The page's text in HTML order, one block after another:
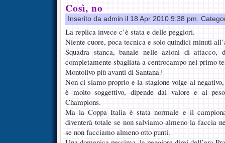
Così, no
Inserito da admin il 18 Apr 2010 9:38 pm.
La replica invece c’è stata e delle peggiori.
Niente cuore, poca tecnica e solo quindici minuti
Squadra stanca, banale nelle azioni di attacco,
completamente sbagliata a centrocampo nel primo
Montolivo più avanti di Santana?
Non ci siamo proprio e la stagione volge al
è molto soggettivo, dipende dal valore e al
Champions.
Ma la Coppa Italia è stata normale e il
diventerà totale se non salviamo almeno la faccia
se non facciamo almeno otto punti.